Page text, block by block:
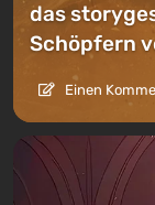
das
Schöpfern
Einen